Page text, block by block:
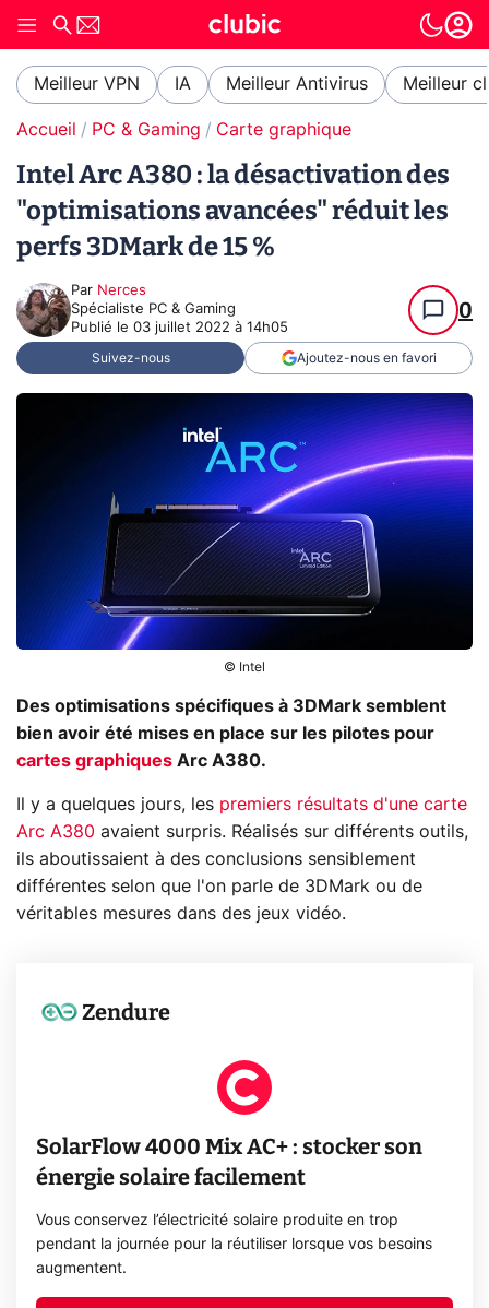
Meilleur VPN IA Meilleur Antivirus Meilleur
Accueil PC & Gaming Carte graphique
Intel Arc A380 : la désactivation des
"optimisations avancées" réduit les
perfs 3DMark de 15 %
Par Nerces
Spécialiste PC & Gaming
Publié le 03 juillet 2022 à 14h05
0
Suivez-nous Ajoutez-nous en favori
© Intel
Des optimisations spécifiques à 3DMark semblent
bien avoir été mises en place sur les pilotes pour
cartes graphiques Arc A380.
Il y a quelques jours, les premiers résultats d'une carte
Arc A380 avaient surpris. Réalisés sur différents outils,
ils aboutissaient à des conclusions sensiblement
différentes selon que l'on parle de 3DMark ou de
véritables mesures dans des jeux vidéo.
Zendure
SolarFlow 4000 Mix AC+ : stocker son
énergie solaire facilement
Vous conservez l’électricité solaire produite en trop
pendant la journée pour la réutiliser lorsque vos besoins
augmentent.